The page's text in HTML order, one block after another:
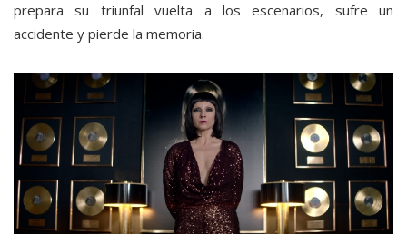
prepara su triunfal vuelta a los escenarios, sufre un
accidente y pierde la memoria.